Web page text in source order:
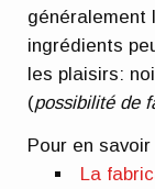
généralement
ingrédients
les plaisirs:
(possibilité de
Pour en savoir
La